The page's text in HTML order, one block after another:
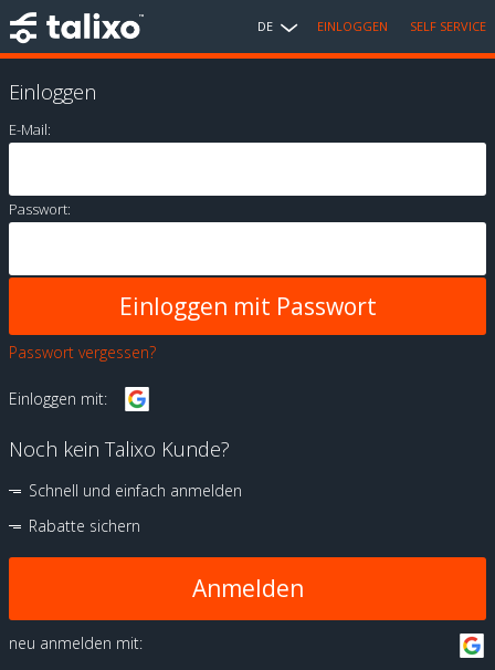
DE EINLOGGEN SELF SERVICE
Einloggen
E-Mail:
Passwort:
Passwort vergessen?
Einloggen mit:
Noch kein Talixo Kunde?
Schnell und einfach anmelden
Rabatte sichern
Anmelden
neu anmelden mit: